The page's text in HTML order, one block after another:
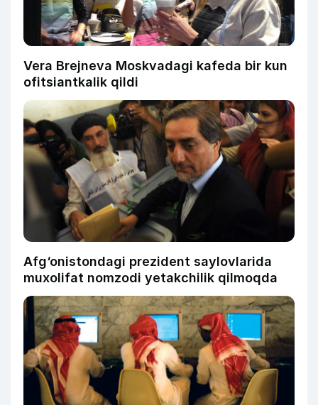
Vera Brejneva Moskvadagi kafeda bir kun
ofitsiantkalik qildi
Afg‘onistondagi prezident saylovlarida
muxolifat nomzodi yetakchilik qilmoqda